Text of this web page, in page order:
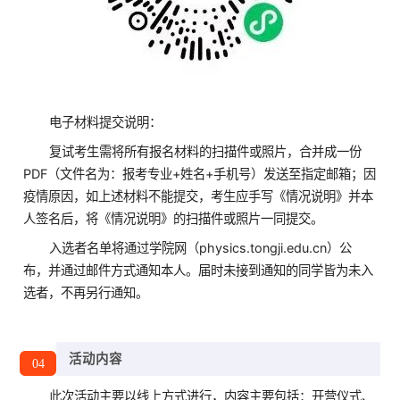
电子材料提交说明：
复试考生需将所有报名材料的扫描件或照片，合并成一份
PDF（文件名为：报考专业+姓名+手机号）发送至指定邮箱；因
疫情原因，如上述材料不能提交，考生应手写《情况说明》并本
人签名后，将《情况说明》的扫描件或照片一同提交。
入选者名单将通过学院网（physics.tongji.edu.cn）公
布，并通过邮件方式通知本人。届时未接到通知的同学皆为未入
选者，不再另行通知。
04 活动内容
此次活动主要以线上方式进行，内容主要包括：开营仪式、